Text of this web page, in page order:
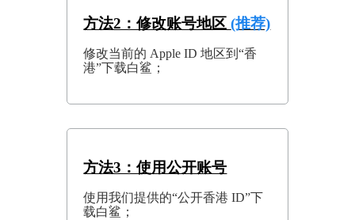
方法2：修改账号地区(推荐)
修改当前的 Apple ID 地区到“香
港”下载白鲨；
方法3：使用公开账号
使用我们提供的“公开香港 ID”下
载白鲨；